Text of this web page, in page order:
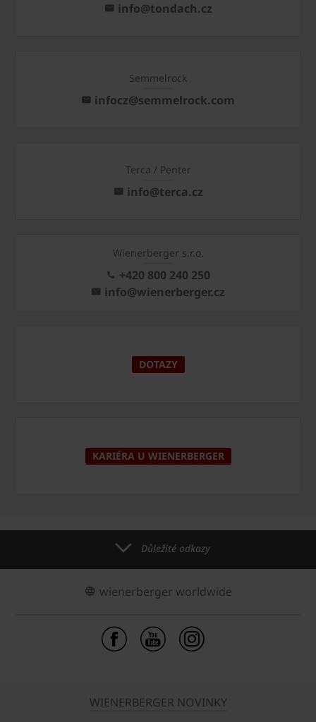
info@tondach.cz
Semmelrock
infocz@semmelrock.com
Terca / Penter
info@terca.cz
Wienerberger s.r.o.
+420 800 240 250
info@wienerberger.cz
DOTAZY
KARIÉRA U WIENERBERGER
Důležité odkazy
wienerberger worldwide
WIENERBERGER NOVINKY